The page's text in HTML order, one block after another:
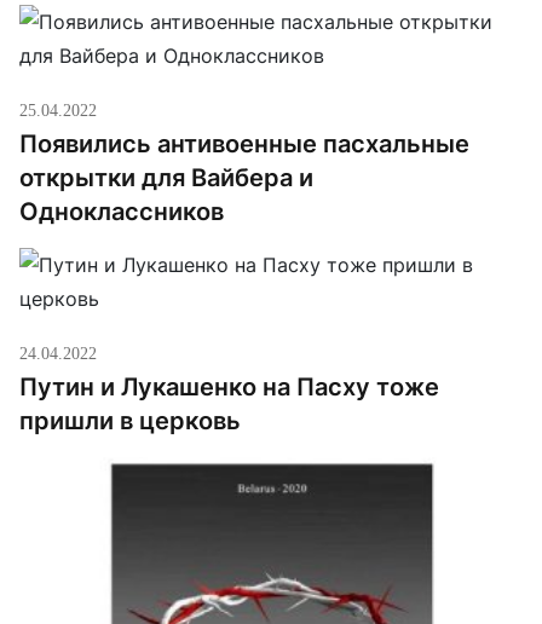
25.04.2022
Появились антивоенные пасхальные
открытки для Вайбера и
Одноклассников
24.04.2022
Путин и Лукашенко на Пасху тоже
пришли в церковь